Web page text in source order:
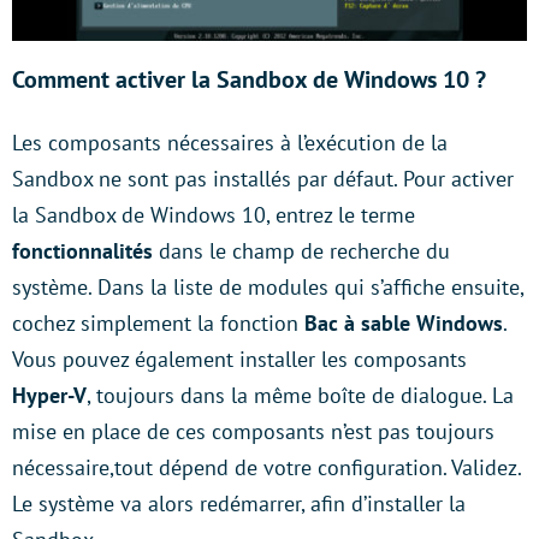
Comment activer la Sandbox de Windows 10 ?
Les composants nécessaires à l’exécution de la
Sandbox ne sont pas installés par défaut. Pour activer
la Sandbox de Windows 10, entrez le terme
fonctionnalités dans le champ de recherche du
système. Dans la liste de modules qui s’affiche ensuite,
cochez simplement la fonction Bac à sable Windows.
Vous pouvez également installer les composants
Hyper-V, toujours dans la même boîte de dialogue. La
mise en place de ces composants n’est pas toujours
nécessaire,tout dépend de votre configuration. Validez.
Le système va alors redémarrer, afin d’installer la